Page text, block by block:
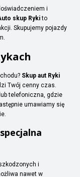
i
skup Rykito
Skupujemy pojazdy
Skup aut Ryki
Twój cenny czas.
telefoniczna, gdzie
umawiamy się
i
nawet w